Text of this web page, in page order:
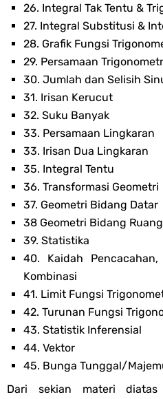
26. Integral Tak Tentu &
27. Integral Substitusi &
28. Grafik Fungsi
29. Persamaan
30. Jumlah dan Selisih
31. Irisan Kerucut
32. Suku Banyak
33. Persamaan Lingkaran
33. Irisan Dua Lingkaran
35. Integral Tentu
36. Transformasi Geometri
37. Geometri Bidang Datar
38 Geometri Bidang Ruang
39. Statistika
40. Kaidah
Kombinasi
41. Limit Fungsi
42. Turunan Fungsi
43. Statistik Inferensial
44. Vektor
45. Bunga Tunggal/
Dari sekian materi